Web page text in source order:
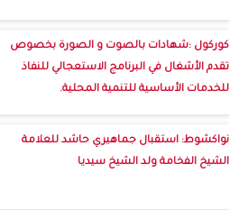
كوركول :شهادات بالصوت و الصورة بخصوص
تقدم الأشغال في البرنامج الاستعجالي للنفاذ
للخدمات الأساسية للتنمية المحلية.
نواكشوط: استقبال جماهيري حاشد للعلامة
الشيخ الفخامة ولد الشيخ سيديا